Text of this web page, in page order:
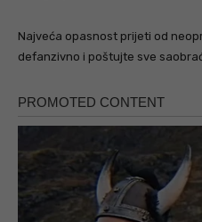
Najveća opasnost prijeti od
defanzivno i poštujte sve